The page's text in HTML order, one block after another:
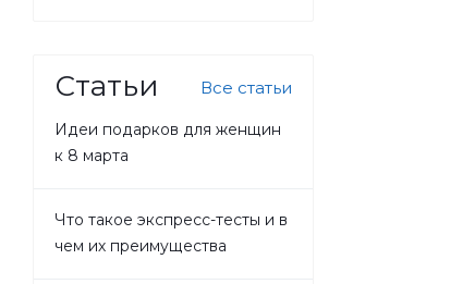
Статьи Все статьи
Идеи подарков для женщин
к 8 марта
Что такое экспресс-тесты и в
чем их преимущества